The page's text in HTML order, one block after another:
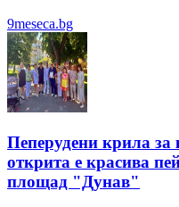
9meseca.bg
Пеперудени крила
открита е красива
площад "Дунав"